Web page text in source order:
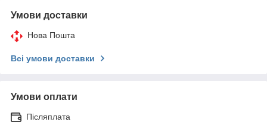
Умови доставки
Нова Пошта
Всі умови доставки
Умови оплати
Післяплата